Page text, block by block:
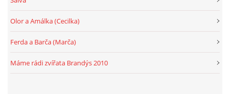
Olor a Amálka (Cecilka)
Ferda a Barča (Marča)
Máme rádi zvířata Brandýs 2010